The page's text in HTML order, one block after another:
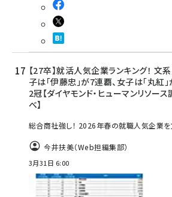
【27卒】就活人気企業ランキング！ 文
子は「伊藤忠」が7連覇、女子は「丸紅」
2冠【ダイヤモンド・ヒューマンリソース
べ】
総合商社強し！ 2026年春の就職人気企業
今井扶美（Web担編集部）
3月31日 6:00